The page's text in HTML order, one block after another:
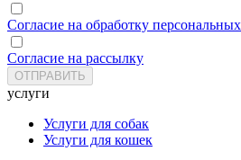
Согласие на обработку
Согласие на рассылку
услуги
Услуги для собак
Услуги для кошек